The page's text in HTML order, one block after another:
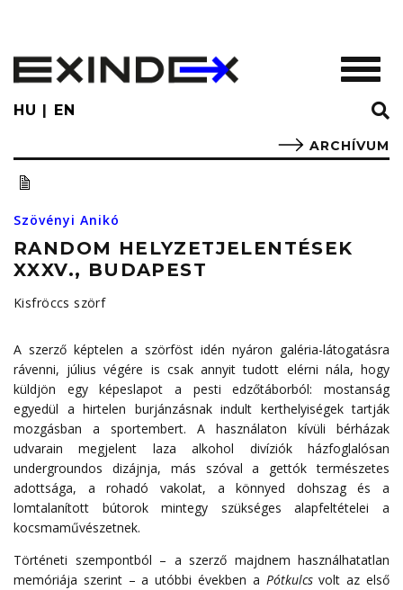
main
content
HU EN
ARCHÍVUM
Szövényi Anikó
RANDOM HELYZETJELENTÉSEK
XXXV., BUDAPEST
Kisfröccs szörf
A szerző képtelen a szörföst idén nyáron galéria-látogatásra
rávenni, július végére is csak annyit tudott elérni nála, hogy
küldjön egy képeslapot a pesti edzőtáborból: mostanság
egyedül a hirtelen burjánzásnak indult kerthelyiségek tartják
mozgásban a sportembert. A használaton kívüli bérházak
udvarain megjelent laza alkohol divíziók házfoglalósan
undergroundos dizájnja, más szóval a gettók természetes
adottsága, a rohadó vakolat, a könnyed dohszag és a
lomtalanított bútorok mintegy szükséges alapfeltételei a
kocsmaművészetnek.
Történeti szempontból – a szerző majdnem használhatatlan
memóriája szerint – a utóbbi években a Pótkulcsvolt az első